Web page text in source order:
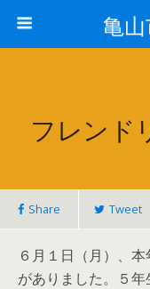
亀
フレンド
Share Tweet
６月１日（月）、
がありました。５年